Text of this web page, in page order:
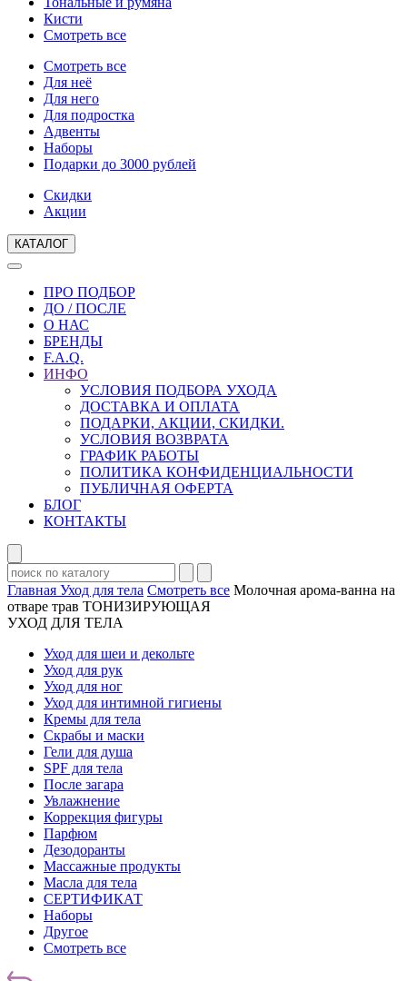
Кисти
Смотреть все
Смотреть все
Для неё
Для него
Для подростка
Адвенты
Наборы
Подарки до 3000 рублей
Скидки
Акции
КАТАЛОГ
ПРО ПОДБОР
ДО / ПОСЛЕ
О НАС
БРЕНДЫ
F.A.Q.
ИНФО
УСЛОВИЯ ПОДБОРА УХОДА
ДОСТАВКА И ОПЛАТА
ПОДАРКИ, АКЦИИ, СКИДКИ.
УСЛОВИЯ ВОЗВРАТА
ГРАФИК РАБОТЫ
ПОЛИТИКА КОНФИДЕНЦИАЛЬНОСТИ
ПУБЛИЧНАЯ ОФЕРТА
БЛОГ
КОНТАКТЫ
Главная Уход для тела Смотреть все Молочная арома-ванна на
отваре трав ТОНИЗИРУЮЩАЯ
УХОД ДЛЯ ТЕЛА
Уход для шеи и декольте
Уход для рук
Уход для ног
Уход для интимной гигиены
Кремы для тела
Скрабы и маски
Гели для душа
SPF для тела
После загара
Увлажнение
Коррекция фигуры
Парфюм
Дезодоранты
Массажные продукты
Масла для тела
СЕРТИФИКАТ
Наборы
Другое
Смотреть все